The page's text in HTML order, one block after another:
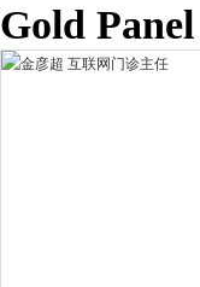
Gold Panel